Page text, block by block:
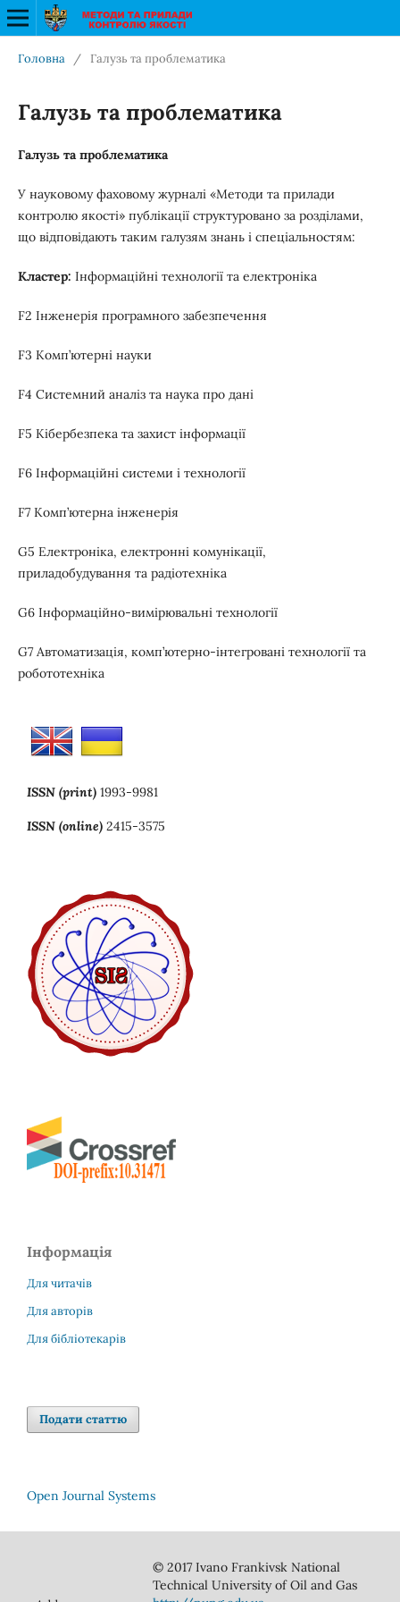
Головна / Галузь та проблематика
Галузь та проблематика
Галузь та проблематика
У науковому фаховому журналі «Методи та прилади
контролю якості» публікації структуровано за розділами,
що відповідають таким галузям знань і спеціальностям:
Кластер: Інформаційні технології та електроніка
F2 Інженерія програмного забезпечення
F3 Комп’ютерні науки
F4 Системний аналіз та наука про дані
F5 Кібербезпека та захист інформації
F6 Інформаційні системи і технології
F7 Комп’ютерна інженерія
G5 Електроніка, електронні комунікації,
приладобудування та радіотехніка
G6 Інформаційно-вимірювальні технології
G7 Автоматизація, комп’ютерно-інтегровані технології та
робототехніка
ISSN (print) 1993-9981
ISSN (online) 2415-3575
Інформація
Для читачів
Для авторів
Для бібліотекарів
Подати статтю
Open Journal Systems
© 2017 Ivano Frankivsk National
Technical University of Oil and Gas